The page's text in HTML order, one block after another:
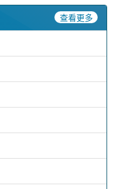
查看更多